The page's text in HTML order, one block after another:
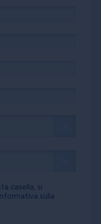
casella, si
sulla